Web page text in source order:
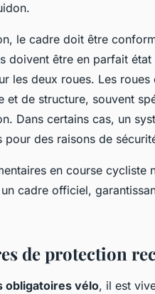
le cadre doit être
doivent être en parfait
les deux roues. Les
et de structure, souvent
Dans certains cas, un
des raisons de
en course cycliste
cadre officiel,
de protection
obligatoires vélo, il est